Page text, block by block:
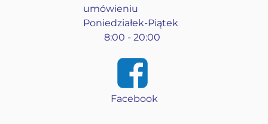
Facebook
Poniedziałek-Piątek
8:00 - 20:00
umówieniu